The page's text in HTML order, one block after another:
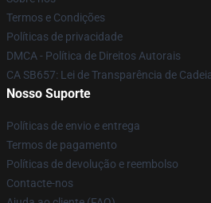
Termos e Condições
Políticas de privacidade
DMCA - Política de Direitos Autorais
CA SB657: Lei de Transparência de
Nosso Suporte
Políticas de envio e entrega
Termos de pagamento
Políticas de devolução e reembolso
Contacte-nos